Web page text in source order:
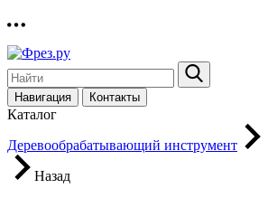
Навигация Контакты
Каталог
Деревообрабатывающий инструмент
Назад